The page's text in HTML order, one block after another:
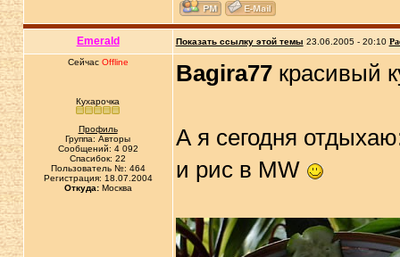
Emerald Показать ссылку этой темы 23.06.2005 - 20:10
Сейчас Offline
Кухарочка
Профиль
Группа: Авторы
Сообщений: 4 092
Спасибок: 22
Пользователь №: 464
Регистрация: 18.07.2004
Откуда:Москва
Bagira77красивый
А я сегодня
и рис в MW